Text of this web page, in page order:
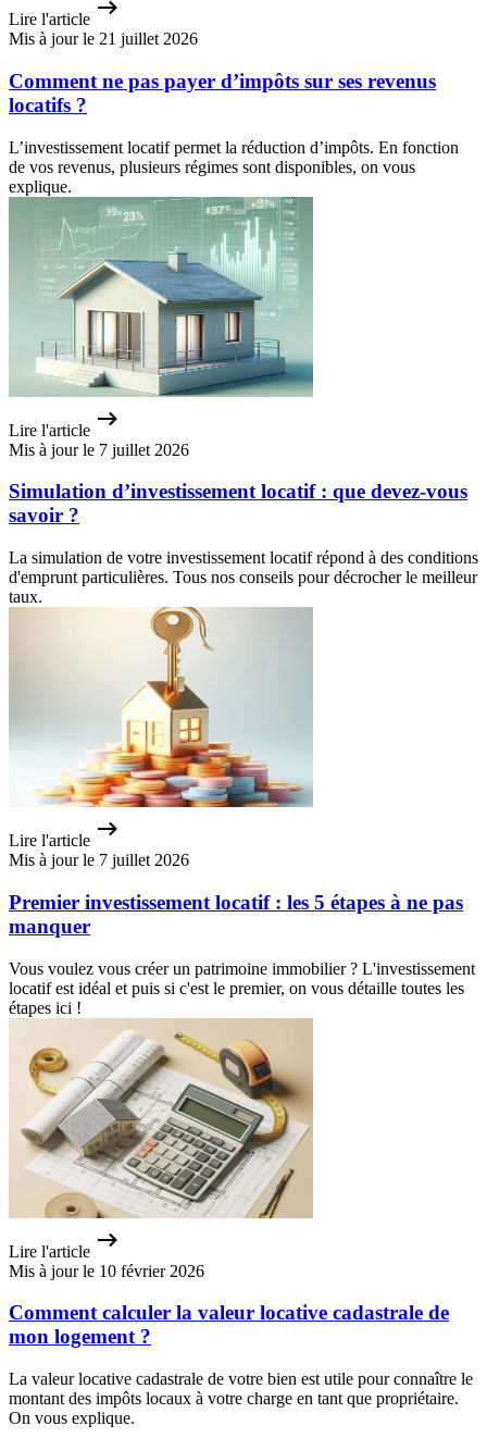
Lire l'article
Mis à jour le 21 juillet 2026
Comment ne pas payer d’impôts sur ses revenus
locatifs ?
L’investissement locatif permet la réduction d’impôts. En fonction
de vos revenus, plusieurs régimes sont disponibles, on vous
explique.
Lire l'article
Mis à jour le 7 juillet 2026
Simulation d’investissement locatif : que devez-vous
savoir ?
La simulation de votre investissement locatif répond à des conditions
d'emprunt particulières. Tous nos conseils pour décrocher le meilleur
taux.
Lire l'article
Mis à jour le 7 juillet 2026
Premier investissement locatif : les 5 étapes à ne pas
manquer
Vous voulez vous créer un patrimoine immobilier ? L'investissement
locatif est idéal et puis si c'est le premier, on vous détaille toutes les
étapes ici !
Lire l'article
Mis à jour le 10 février 2026
Comment calculer la valeur locative cadastrale de
mon logement ?
La valeur locative cadastrale de votre bien est utile pour connaître le
montant des impôts locaux à votre charge en tant que propriétaire.
On vous explique.